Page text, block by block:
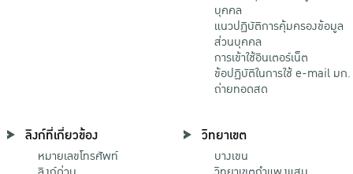
บุคคล
แนวปฏิบัติการคุ้มครองข้อมูล
ส่วนบุคคล
การเข้าใช้อินเตอร์เน็ต
ข้อปฏิบัติในการใช้ e-mail มก.
ถ่ายทอดสด
ลิงก์ที่เกี่ยวข้อง
หมายเลขโทรศัพท์
วิทยาเขต
บางเขน